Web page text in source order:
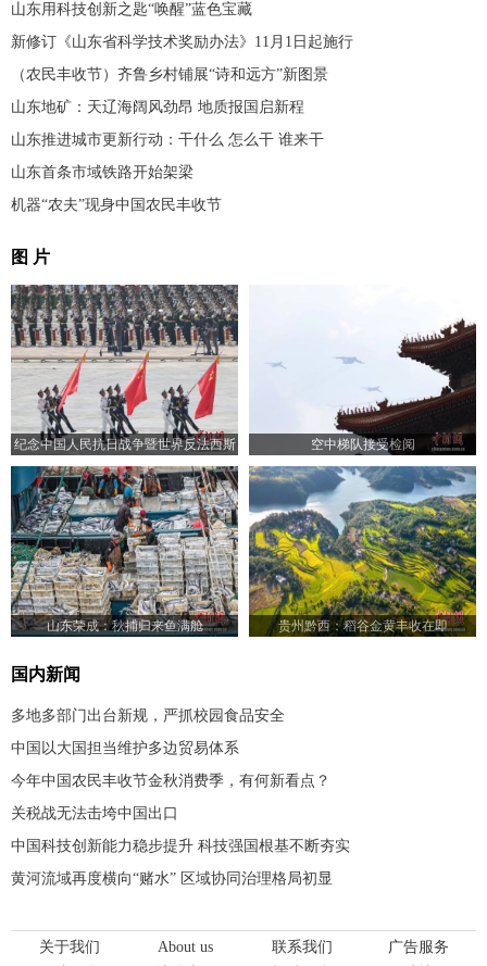
山东用科技创新之匙“唤醒”蓝色宝藏
新修订《山东省科学技术奖励办法》11月1日起施行
（农民丰收节）齐鲁乡村铺展“诗和远方”新图景
山东地矿：天辽海阔风劲昂 地质报国启新程
山东推进城市更新行动：干什么 怎么干 谁来干
山东首条市域铁路开始架梁
机器“农夫”现身中国农民丰收节
图 片
纪念中国人民抗日战争暨世界反法西斯
战争胜利80周年大会举行
空中梯队接受检阅
山东荣成：秋捕归来鱼满舱 贵州黔西：稻谷金黄丰收在即
国内新闻
多地多部门出台新规，严抓校园食品安全
中国以大国担当维护多边贸易体系
今年中国农民丰收节金秋消费季，有何新看点？
关税战无法击垮中国出口
中国科技创新能力稳步提升 科技强国根基不断夯实
黄河流域再度横向“赌水” 区域协同治理格局初显
关于我们 About us 联系我们
广告服务